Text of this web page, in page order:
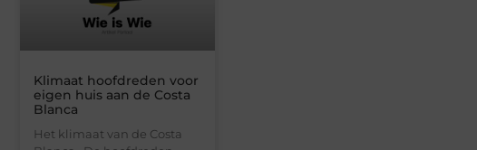
Klimaat hoofdreden voor
eigen huis aan de Costa
Blanca
Het klimaat van de Costa